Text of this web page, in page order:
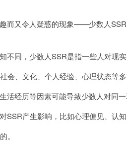
又令人疑惑的现象——少数人SSR
同，少数人SSR是指一些人对现实
、文化、个人经验、心理状态等多
经历等因素可能导致少数人对同一
产生影响，比如心理偏见、认知
。